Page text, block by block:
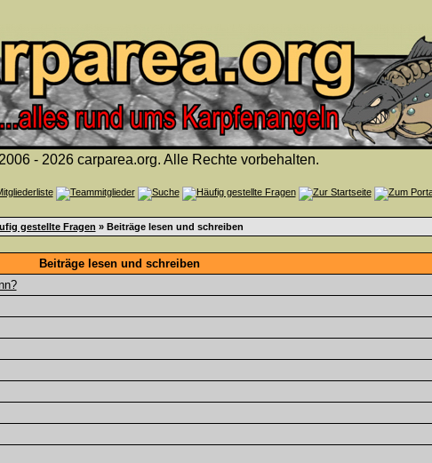
- 2026 carparea.org. Alle Rechte vorbehalten.
gestellte Fragen » Beiträge lesen und schreiben
Beiträge lesen und schreiben